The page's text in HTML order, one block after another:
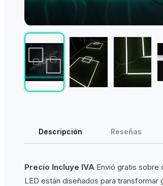
Descripción Reseñas
Precio Incluye IVA Envió gratis sobre
LED están diseñados para